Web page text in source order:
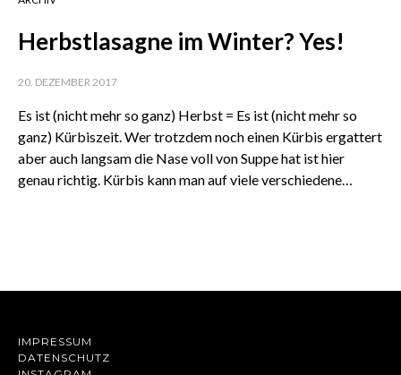
Herbstlasagne im Winter? Yes!
20. DEZEMBER 2017
Es ist (nicht mehr so ganz) Herbst = Es ist (nicht mehr so
ganz) Kürbiszeit. Wer trotzdem noch einen Kürbis ergattert
aber auch langsam die Nase voll von Suppe hat ist hier
genau richtig. Kürbis kann man auf viele verschiedene…
IMPRESSUM
DATENSCHUTZ